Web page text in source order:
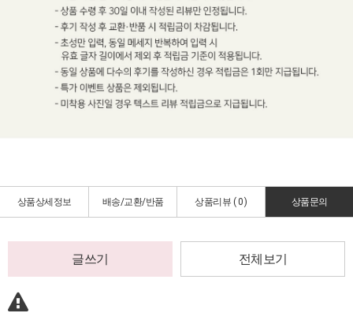
상품상세정보 배송/교환/반품 상품리뷰 ( 0) 상품문의
글쓰기 전체보기